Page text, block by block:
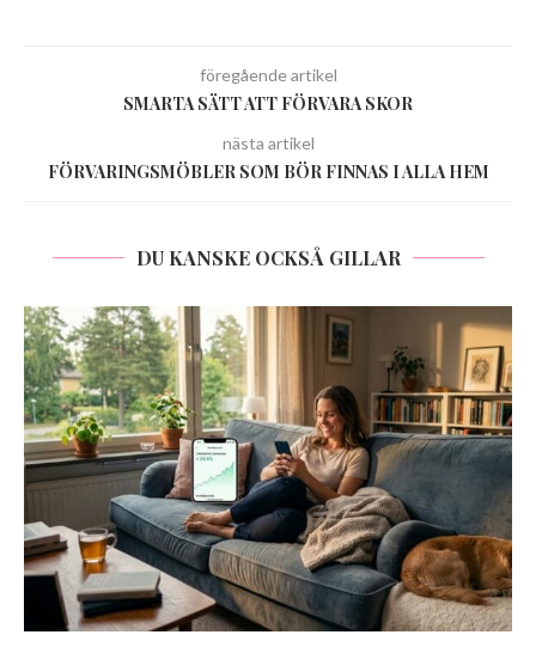
föregående artikel
SMARTA SÄTT ATT FÖRVARA SKOR
nästa artikel
FÖRVARINGSMÖBLER SOM BÖR FINNAS I ALLA HEM
DU KANSKE OCKSÅ GILLAR